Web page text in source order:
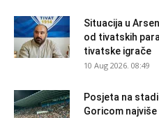
Situacija u
od tivatskih
tivatske igrače
10 Aug 2026. 08:49
Posjeta na
Goricom